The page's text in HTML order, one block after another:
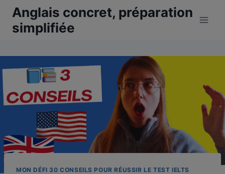
Aller
contenu
Anglais concret, préparation
simplifiée
MON DÉFI 30 CONSEILS POUR RÉUSSIR LE TEST IELTS